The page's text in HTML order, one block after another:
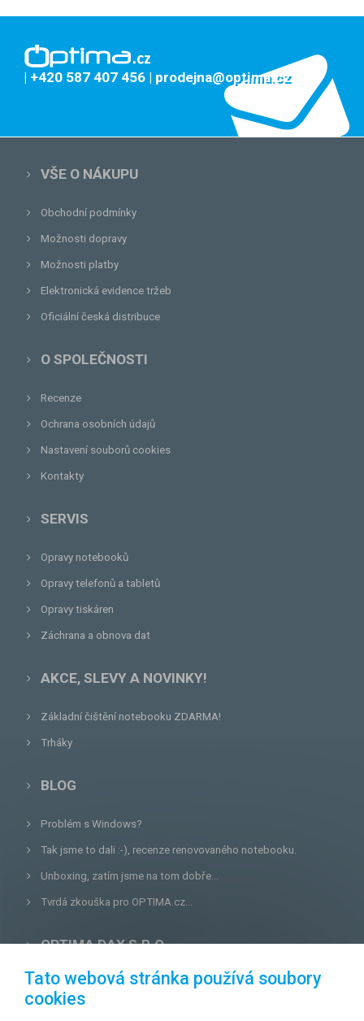
| +420 587 407 456 | prodejna@optima.cz
VŠE O NÁKUPU
Obchodní podmínky
Možnosti dopravy
Možnosti platby
Elektronická evidence tržeb
Oficiální česká distribuce
O SPOLEČNOSTI
Recenze
Ochrana osobních údajů
Nastavení souborů cookies
Kontakty
SERVIS
Opravy notebooků
Opravy telefonů a tabletů
Opravy tiskáren
Záchrana a obnova dat
AKCE, SLEVY A NOVINKY!
Základní čištění notebooku ZDARMA!
Trháky
BLOG
Problém s Windows?
Tak jsme to dali :-), recenze renovovaného notebooku.
Unboxing, zatím jsme na tom dobře...
Tvrdá zkouška pro OPTIMA.cz...
OPTIMA DAX S.R.O.
Lazecká 46/3, 779 00Olomouc
Tato webová stránka používá soubory
cookies